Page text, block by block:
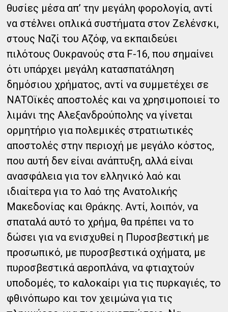
θυσίες μέσα απ’ την μεγάλη φορολογία, αντί
να στέλνει οπλικά συστήματα στον Ζελένσκι,
στους Ναζί του Αζόφ, να εκπαιδεύει
πιλότους Ουκρανούς στα F-16, που σημαίνει
ότι υπάρχει μεγάλη κατασπατάληση
δημόσιου χρήματος, αντί να συμμετέχει σε
ΝΑΤΟϊκές αποστολές και να χρησιμοποιεί το
λιμάνι της Αλεξανδρούπολης να γίνεται
ορμητήριο για πολεμικές στρατιωτικές
αποστολές στην περιοχή με μεγάλο κόστος,
που αυτή δεν είναι ανάπτυξη, αλλά είναι
ανασφάλεια για τον ελληνικό λαό και
ιδιαίτερα για το λαό της Ανατολικής
Μακεδονίας και Θράκης. Αντί, λοιπόν, να
σπαταλά αυτό το χρήμα, θα πρέπει να το
δώσει για να ενισχυθεί η Πυροσβεστική με
προσωπικό, με πυροσβεστικά οχήματα, με
πυροσβεστικά αεροπλάνα, να φτιαχτούν
υποδομές, το καλοκαίρι για τις πυρκαγιές, το
φθινόπωρο και τον χειμώνα για τις